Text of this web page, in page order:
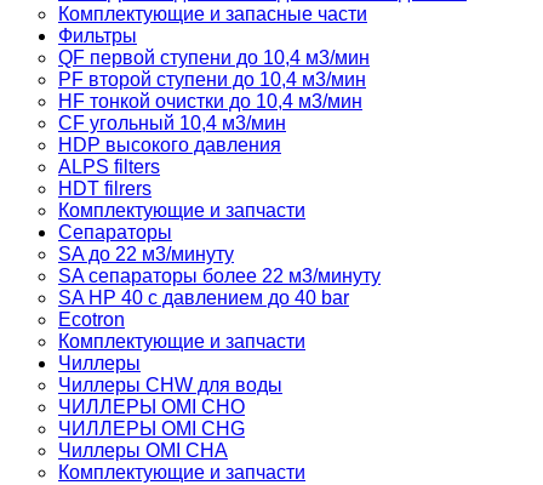
Комплектующие и запасные части
Фильтры
QF первой ступени до 10,4 м3/мин
PF второй ступени до 10,4 м3/мин
HF тонкой очистки до 10,4 м3/мин
CF угольный 10,4 м3/мин
HDP высокого давления
ALPS filters
HDT filrers
Комплектующие и запчасти
Сепараторы
SA до 22 м3/минуту
SA сепараторы более 22 м3/минуту
SA HP 40 с давлением до 40 bar
Ecotron
Комплектующие и запчасти
Чиллеры
Чиллеры CHW для воды
ЧИЛЛЕРЫ OMI CHO
ЧИЛЛЕРЫ OMI CHG
Чиллеры OMI CHA
Комплектующие и запчасти